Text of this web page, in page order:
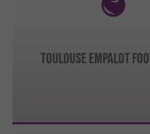
TOULOUSE EMPALOT